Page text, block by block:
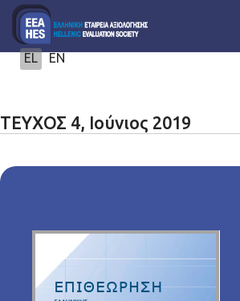
Επιλέξτε τη γλώσσα σας
EL EN
ΤΕΥΧΟΣ 4, Ιούνιος 2019